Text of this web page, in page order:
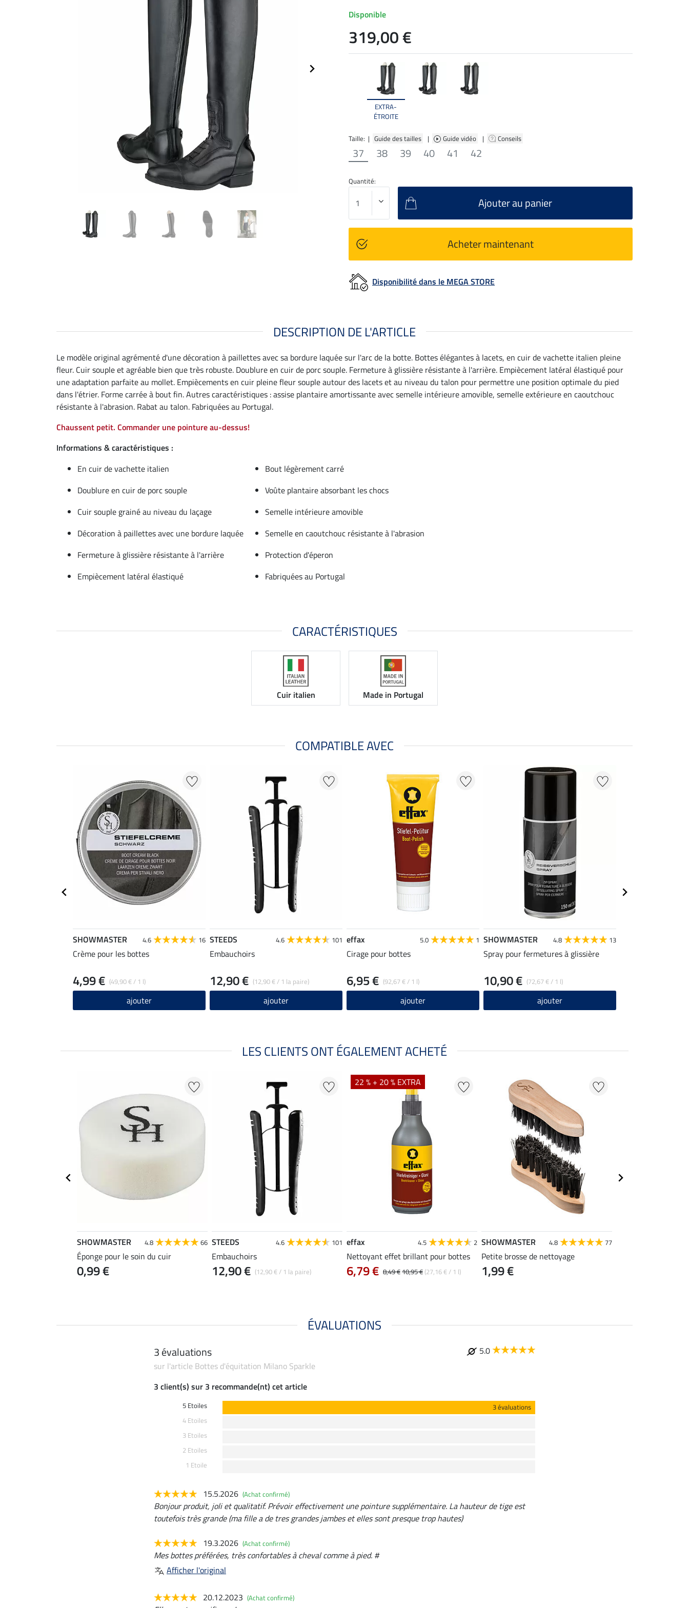
EXTRA-
ÉTROITE
Taille: | Guide des tailles | Guide vidéo | Conseils
37 38 39 40 41 42
Disponible
319,00 €
Quantité:
Ajouter au panier
Acheter maintenant
Disponibilité dans le MEGA STORE
DESCRIPTION DE L'ARTICLE
Le modèle original agrémenté d'une décoration à paillettes avec sa bordure laquée sur l'arc de la botte. Bottes élégantes à lacets, en cuir de vachette italien pleine
fleur. Cuir souple et agréable bien que très robuste. Doublure en cuir de porc souple. Fermeture à glissière résistante à l'arrière. Empiècement latéral élastiqué pour
une adaptation parfaite au mollet. Empiècements en cuir pleine fleur souple autour des lacets et au niveau du talon pour permettre une position optimale du pied
dans l'étrier. Forme carrée à bout fin. Autres caractéristiques : assise plantaire amortissante avec semelle intérieure amovible, semelle extérieure en caoutchouc
résistante à l'abrasion. Rabat au talon. Fabriquées au Portugal.
Chaussent petit. Commander une pointure au-dessus!
Informations & caractéristiques :
En cuir de vachette italien
Bout légèrement carré
Doublure en cuir de porc souple
Voûte plantaire absorbant les chocs
Cuir souple grainé au niveau du laçage
Semelle intérieure amovible
Décoration à paillettes avec une bordure laquée
Semelle en caoutchouc résistante à l'abrasion
Fermeture à glissière résistante à l'arrière
Protection d'éperon
Empiècement latéral élastiqué
Fabriquées au Portugal
CARACTÉRISTIQUES
Cuir italien Made in Portugal
COMPATIBLE AVEC
SHOWMASTER 4.6 16
Crème pour les bottes
(49,90 € / 1 l)
4,99 €
ajouter
STEEDS 4.6 101
Embauchoirs
(12,90 € / 1 la paire)
12,90 €
ajouter
effax 5.0 1
Cirage pour bottes
(92,67 € / 1 l)
6,95 €
ajouter
SHOWMASTER 4.8 13
Spray pour fermetures à glissière
(72,67 € / 1 l)
10,90 €
ajouter
LES CLIENTS ONT ÉGALEMENT ACHETÉ
SHOWMASTER 4.8 66
Éponge pour le soin du cuir
0,99 €
STEEDS 4.6 101
Embauchoirs
(12,90 € / 1 la paire)
12,90 €
22 % + 20 % EXTRA
effax 4.5 2
Nettoyant effet brillant pour bottes
8,49 €10,95 € (27,16 € / 1 l)
6,79 €
SHOWMASTER 4.8 77
Petite brosse de nettoyage
1,99 €
ÉVALUATIONS
3 évaluations
5.0
sur l'article Bottes d'équitation Milano Sparkle
3 client(s) sur 3 recommande(nt) cet article
5 Etoiles
3 évaluations
4 Etoiles
3 Etoiles
2 Etoiles
1 Etoile
15.5.2026 (Achat confirmé)
Bonjour produit, joli et qualitatif. Prévoir effectivement une pointure supplémentaire. La hauteur de tige est
toutefois très grande (ma fille a de tres grandes jambes et elles sont presque trop hautes)
19.3.2026 (Achat confirmé)
Mes bottes préférées, très confortables à cheval comme à pied. #
Afficher l'original
20.12.2023 (Achat confirmé)